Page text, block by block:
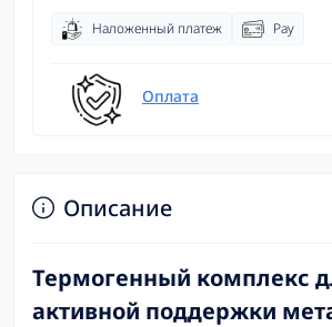
Наложенный платеж Pay
Оплата
Описание
Термогенный комплекс
активной поддержки